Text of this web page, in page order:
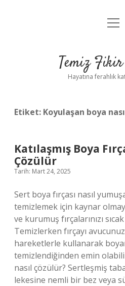
Anasayfa
Yasal
Temiz
Hayatına ferahlık
Etiket: Koyulaşan boya
Katılaşmış Boya
Çözülür
Tarih: Mart 24, 2025
Sert boya fırçası nasıl
temizlemek için kaynar
ve kurumuş fırçalarınızı
Temizlerken fırçayı
hareketlerle kullanarak
temizlendiğinden emin
nasıl çözülür? Sertleşmiş
lekesine nemli bir bez veya